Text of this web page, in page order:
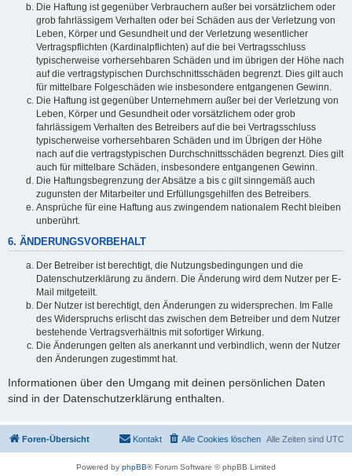
Die Haftung ist gegenüber Verbrauchern außer bei vorsätzlichem oder
grob fahrlässigem Verhalten oder bei Schäden aus der Verletzung von
Leben, Körper und Gesundheit und der Verletzung wesentlicher
Vertragspflichten (Kardinalpflichten) auf die bei Vertragsschluss
typischerweise vorhersehbaren Schäden und im übrigen der Höhe nach
auf die vertragstypischen Durchschnittsschäden begrenzt. Dies gilt auch
für mittelbare Folgeschäden wie insbesondere entgangenen Gewinn.
Die Haftung ist gegenüber Unternehmern außer bei der Verletzung von
Leben, Körper und Gesundheit oder vorsätzlichem oder grob
fahrlässigem Verhalten des Betreibers auf die bei Vertragsschluss
typischerweise vorhersehbaren Schäden und im Übrigen der Höhe
nach auf die vertragstypischen Durchschnittsschäden begrenzt. Dies gilt
auch für mittelbare Schäden, insbesondere entgangenen Gewinn.
Die Haftungsbegrenzung der Absätze a bis c gilt sinngemäß auch
zugunsten der Mitarbeiter und Erfüllungsgehilfen des Betreibers.
Ansprüche für eine Haftung aus zwingendem nationalem Recht bleiben
unberührt.
6. ÄNDERUNGSVORBEHALT
Der Betreiber ist berechtigt, die Nutzungsbedingungen und die
Datenschutzerklärung zu ändern. Die Änderung wird dem Nutzer per E-
Mail mitgeteilt.
Der Nutzer ist berechtigt, den Änderungen zu widersprechen. Im Falle
des Widerspruchs erlischt das zwischen dem Betreiber und dem Nutzer
bestehende Vertragsverhältnis mit sofortiger Wirkung.
Die Änderungen gelten als anerkannt und verbindlich, wenn der Nutzer
den Änderungen zugestimmt hat.
Informationen über den Umgang mit deinen persönlichen Daten
sind in der Datenschutzerklärung enthalten.
Foren-Übersicht Alle Zeiten sind UTC
Alle Cookies löschen
Kontakt
Powered by phpBB® Forum Software © phpBB Limited